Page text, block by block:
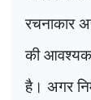
रचनाकार
की
है। अगर